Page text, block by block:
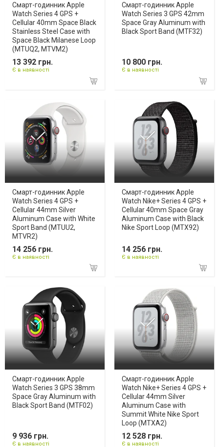
Смарт-годинник Apple
Watch Series 4 GPS +
Cellular 40mm Space Black
Stainless Steel Case with
Space Black Milanese Loop
(MTUQ2, MTVM2)
13 392 грн.
Є в наявності
Смарт-годинник Apple
Watch Series 3 GPS 42mm
Space Gray Aluminum with
Black Sport Band (MTF32)
10 800 грн.
Є в наявності
Смарт-годинник Apple
Watch Series 4 GPS +
Cellular 44mm Silver
Aluminum Case with White
Sport Band (MTUU2,
MTVR2)
14 256 грн.
Є в наявності
Смарт-годинник Apple
Watch Nike+ Series 4 GPS +
Cellular 40mm Space Gray
Aluminum Case with Black
Nike Sport Loop (MTX92)
14 256 грн.
Є в наявності
Смарт-годинник Apple
Watch Series 3 GPS 38mm
Space Gray Aluminum with
Black Sport Band (MTF02)
9 936 грн.
Є в наявності
Смарт-годинник Apple
Watch Nike+ Series 4 GPS +
Cellular 44mm Silver
Aluminum Case with
Summit White Nike Sport
Loop (MTXA2)
12 528 грн.
Є в наявності